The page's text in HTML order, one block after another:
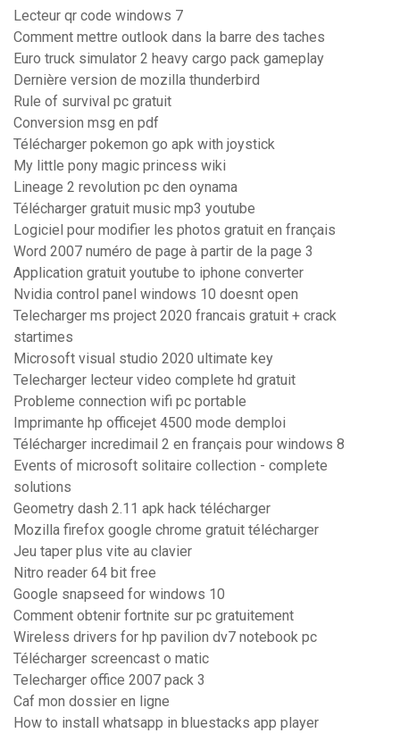
Lecteur qr code windows 7
Comment mettre outlook dans la barre des taches
Euro truck simulator 2 heavy cargo pack gameplay
Dernière version de mozilla thunderbird
Rule of survival pc gratuit
Conversion msg en pdf
Télécharger pokemon go apk with joystick
My little pony magic princess wiki
Lineage 2 revolution pc den oynama
Télécharger gratuit music mp3 youtube
Logiciel pour modifier les photos gratuit en français
Word 2007 numéro de page à partir de la page 3
Application gratuit youtube to iphone converter
Nvidia control panel windows 10 doesnt open
Telecharger ms project 2020 francais gratuit + crack
startimes
Microsoft visual studio 2020 ultimate key
Telecharger lecteur video complete hd gratuit
Probleme connection wifi pc portable
Imprimante hp officejet 4500 mode demploi
Télécharger incredimail 2 en français pour windows 8
Events of microsoft solitaire collection - complete
solutions
Geometry dash 2.11 apk hack télécharger
Mozilla firefox google chrome gratuit télécharger
Jeu taper plus vite au clavier
Nitro reader 64 bit free
Google snapseed for windows 10
Comment obtenir fortnite sur pc gratuitement
Wireless drivers for hp pavilion dv7 notebook pc
Télécharger screencast o matic
Telecharger office 2007 pack 3
Caf mon dossier en ligne
How to install whatsapp in bluestacks app player